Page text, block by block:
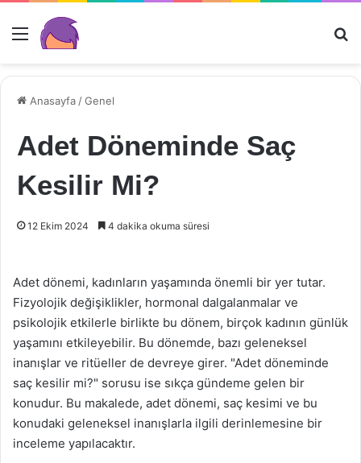
Menü
Anasayfa /Genel
Adet Döneminde Saç
Kesilir Mi?
12 Ekim 2024 4 dakika okuma süresi
Adet dönemi, kadınların yaşamında önemli bir yer tutar.
Fizyolojik değişiklikler, hormonal dalgalanmalar ve
psikolojik etkilerle birlikte bu dönem, birçok kadının günlük
yaşamını etkileyebilir. Bu dönemde, bazı geleneksel
inanışlar ve ritüeller de devreye girer. "Adet döneminde
saç kesilir mi?" sorusu ise sıkça gündeme gelen bir
konudur. Bu makalede, adet dönemi, saç kesimi ve bu
konudaki geleneksel inanışlarla ilgili derinlemesine bir
inceleme yapılacaktır.